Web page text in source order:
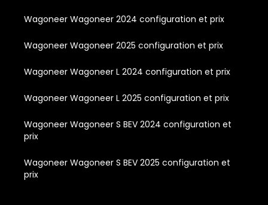
Wagoneer Wagoneer 2024 configuration et prix
Wagoneer Wagoneer 2025 configuration et prix
Wagoneer Wagoneer L 2024 configuration et prix
Wagoneer Wagoneer L 2025 configuration et prix
Wagoneer Wagoneer S BEV 2024 configuration et
prix
Wagoneer Wagoneer S BEV 2025 configuration et
prix